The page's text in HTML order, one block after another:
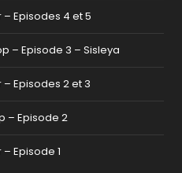
Episodes 4 et 5
– Episode 3 – Sisleya
Episodes 2 et 3
– Episode 2
Episode 1